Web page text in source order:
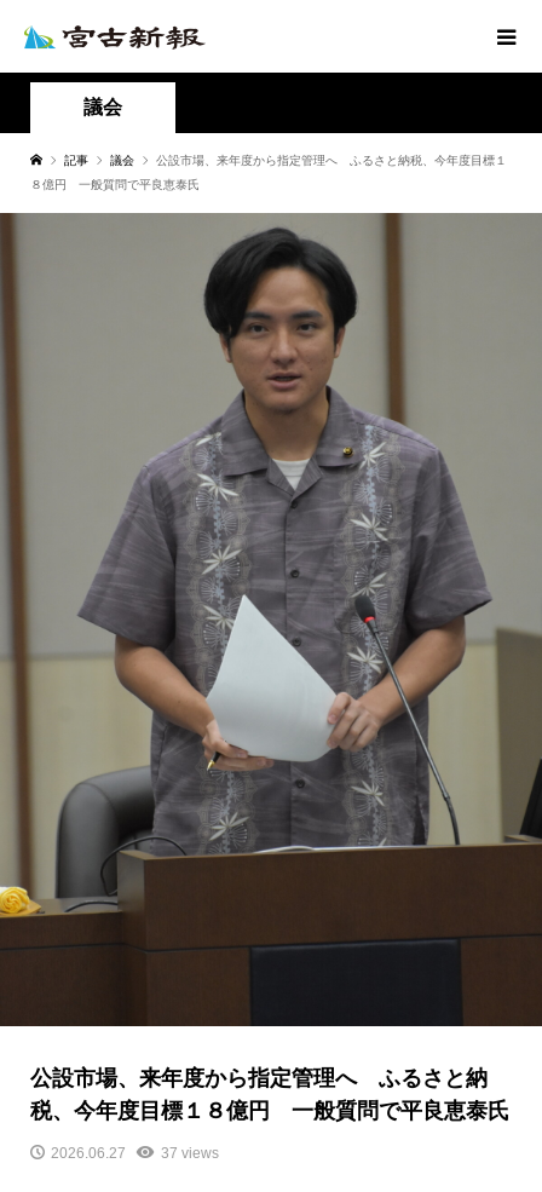
議会
記事 議会
公設市場、来年度から指定管理へ ふるさと納税、今年度目標１
８億円 一般質問で平良恵泰氏
公設市場、来年度から指定管理へ ふるさと納
税、今年度目標１８億円 一般質問で平良恵泰氏
2026.06.27 37 views